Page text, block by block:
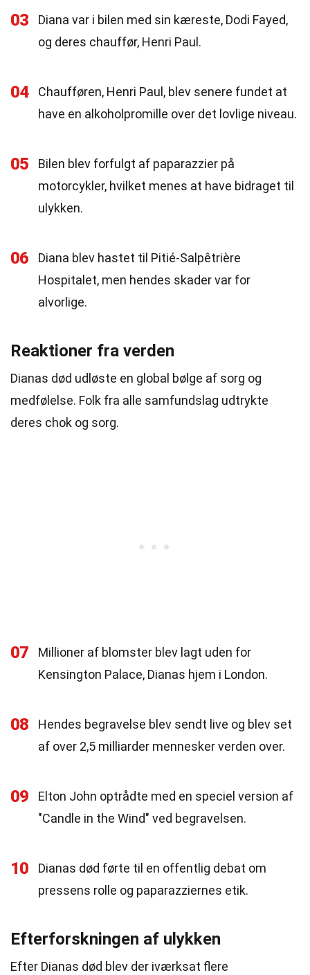
03
Diana var i bilen med sin kæreste, Dodi Fayed,
og deres chauffør, Henri Paul.
04
Chaufføren, Henri Paul, blev senere fundet at
have en alkoholpromille over det lovlige niveau.
05
Bilen blev forfulgt af paparazzier på
motorcykler, hvilket menes at have bidraget til
ulykken.
06
Diana blev hastet til Pitié-Salpêtrière
Hospitalet, men hendes skader var for
alvorlige.
Reaktioner fra verden
Dianas død udløste en global bølge af sorg og
medfølelse. Folk fra alle samfundslag udtrykte
deres chok og sorg.
07
Millioner af blomster blev lagt uden for
Kensington Palace, Dianas hjem i London.
08
Hendes begravelse blev sendt live og blev set
af over 2,5 milliarder mennesker verden over.
09
Elton John optrådte med en speciel version af
"Candle in the Wind" ved begravelsen.
10
Dianas død førte til en offentlig debat om
pressens rolle og paparazziernes etik.
Efterforskningen af ulykken
Efter Dianas død blev der iværksat flere